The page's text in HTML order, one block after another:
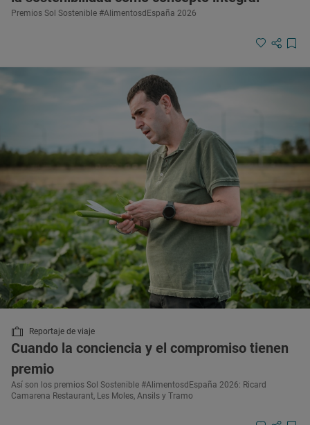
Premios Sol Sostenible #AlimentosdEspaña 2026
Reportaje de viaje
Cuando la conciencia y el compromiso tienen
premio
Así son los premios Sol Sostenible #AlimentosdEspaña 2026: Ricard
Camarena Restaurant, Les Moles, Ansils y Tramo